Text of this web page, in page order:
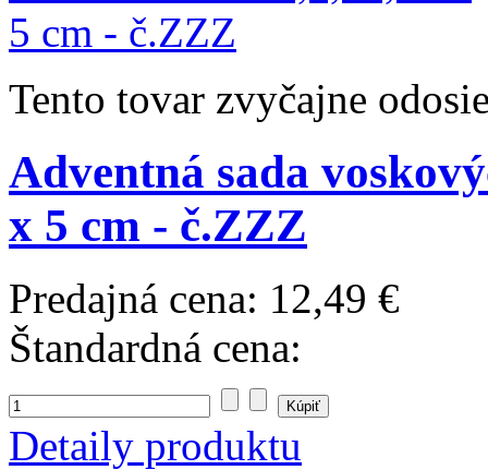
Tento tovar zvyčajne
Adventná sada
x 5 cm - č.ZZZ
Predajná cena: 12,49 €
Štandardná cena:
Detaily produktu